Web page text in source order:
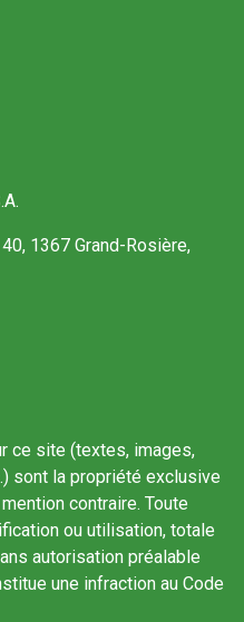
1367 Grand-Rosière,
ce site (textes, images,
sont la propriété exclusive
contraire. Toute
ou utilisation, totale
autorisation préalable
une infraction au Code